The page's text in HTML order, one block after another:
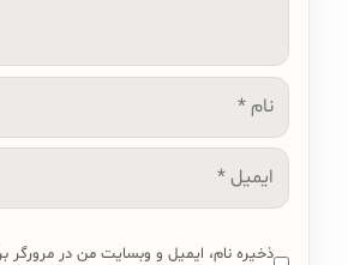
نام
ایمیل
ذخیره نام، ایمیل و وبسایت من در مرورگر